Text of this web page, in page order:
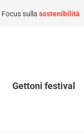
Focus sulla sostenibilità
Gettoni festival